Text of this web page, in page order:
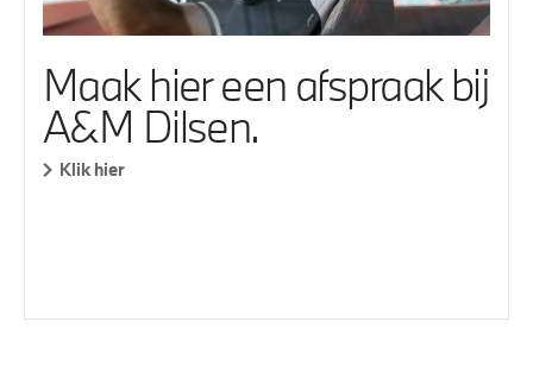
Maak hier een afspraak bij
A&M Dilsen.
Klik hier